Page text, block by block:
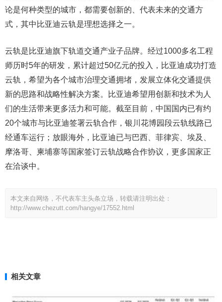
论是何种类型的城市，都需要创新的、代表未来的交通方
式，其中比亚迪云轨是理想选择之一。
云轨是比亚迪旗下轨道交通产业子品牌。经过1000多名工程
师历时5年的研发，累计超过50亿元的投入，比亚迪成功打造
云轨，希望为各个城市治理交通拥堵，发展立体化交通提供
新的思路和战略性解决方案。比亚迪希望用创新和技术为人
们的生活带来更多活力和可能。截至目前，中国国内已有约
20个城市与比亚迪签署云轨合作，银川花博园段云轨线路已
经通车运行；放眼海外，比亚迪已与巴西、菲律宾、埃及、
摩洛哥、柬埔寨等国家签订云轨战略合作协议，更多国家正
在洽谈中。
本文来自网络，不代表车主头条立场，转载请注明出处：
http://www.chezutt.com/hangye/17552.html
相关文章